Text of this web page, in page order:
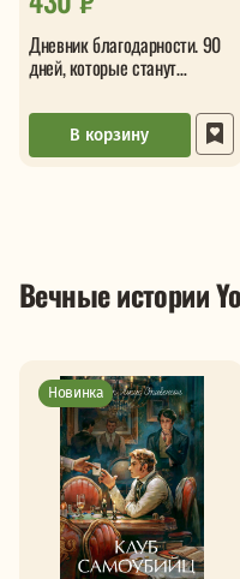
Дневник благодарности. 90
дней, которые станут
перемен в жизни (цветы)
В корзину
Вечные истории
Новинка